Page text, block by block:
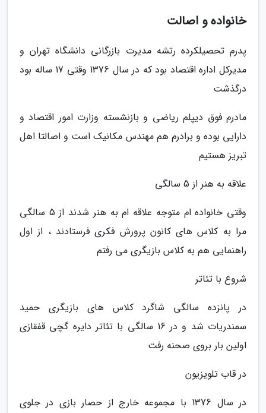
خانواده و اصالت
پدرم تحصیلکرده رتشه مدیرت بازرگانی دانشگاه تهران و
مدیرکل اداره اقتصاد بود که در سال 1376 وقتی 17 ساله بود
درگذشت
مادرم فوق دیپلم ریاضی و بازنشسته وزارت امور اقتصاد و
دارایی بوده و برادرم هم مهندس مکانیک است و اصالتا اهل
تبریز هستیم
علاقه به هنر از 5 سالگی
وقتی خانواده ام متوجه علاقه ام به هنر شدند از 5 سالگی
مرا به کلاس های کانون پرورش فکری فرستادند ، از اول
راهنمایی هم به کلاس بازیگری می رفتم
شروع با تئاتر
در پانزده سالگی شاگرد کلاس های بازیگری حمید
سمندریات شد و در 16 سالگی با تئاتر دایره گچی قفقازی
اولین بار بروی صحنه رفت
در قاب تلویزیون
در سال 1376 با مجموعه خارج از حصار بازی در جلوی